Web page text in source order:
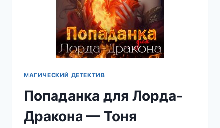
МАГИЧЕСКИЙ ДЕТЕКТИВ
Попаданка для Лорда-
Дракона — Тоня